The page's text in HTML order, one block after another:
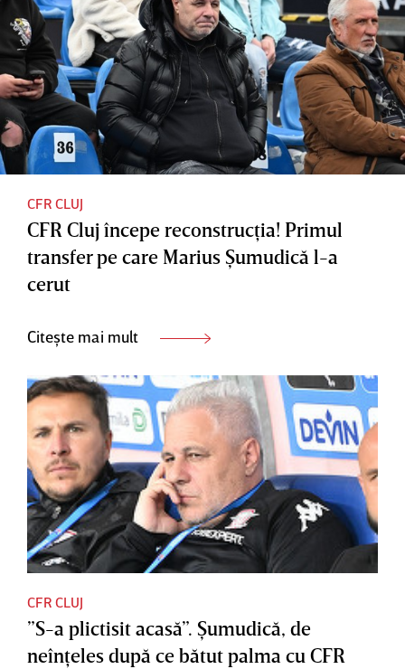
CFR CLUJ
CFR Cluj începe reconstrucţia! Primul
transfer pe care Marius Şumudică l-a
cerut
Citește mai mult
CFR CLUJ
”S-a plictisit acasă”. Şumudică, de
neînţeles după ce bătut palma cu CFR